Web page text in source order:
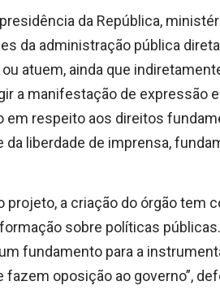
da República,
da administração pública
atuem, ainda que
a manifestação de expressão
em respeito aos direitos
da liberdade de imprensa,
projeto, a criação do órgão tem
sobre políticas públicas.
fundamento para a
fazem oposição ao governo”,